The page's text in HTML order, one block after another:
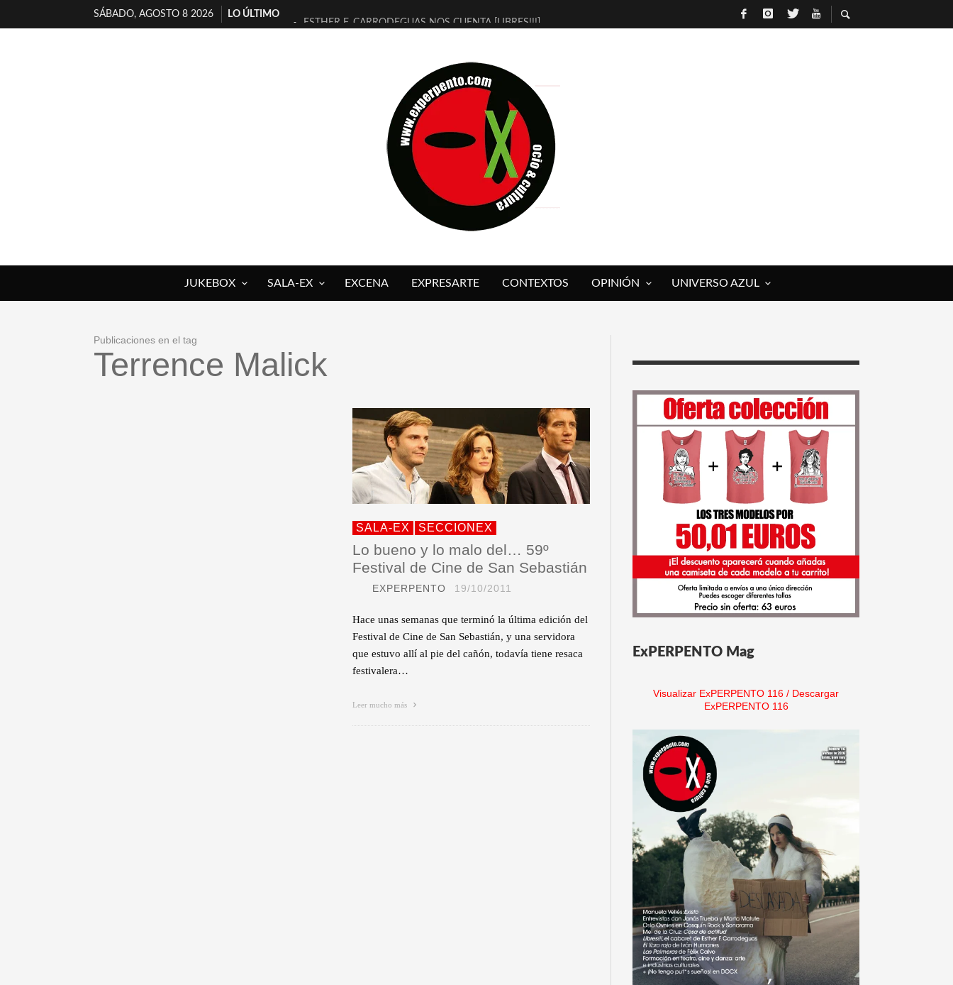
SÁBADO, AGOSTO 8 2026
LO ÚLTIMO
ESTHER F. CARRODEGUAS NOS CUENTA [LIBRES!!!]
[ELECTRA JONDA] DE JUAN GUERRERO ZAMORA
TIMBRE 4, LA ESCUELA DEL DIRECTOR TEATRAL CLAUDIO TOLCACHIR
30 AÑOS (NO ES NADA) DE LA KATARSIS DEL TOMATAZO
MILITARES JUDÍAS EN #EXVITA
D’BALDOMEROS REINVENTAN [BITÁCORA 3.0] EN EXVITA
MARSHALL FLASH PRESENTA EN EXVITA [RELATIVA SENCILLEZ]
JOFRE BARDAGÍ EN EXVITA INTERPRETANDO A SERRAT
JUKEBOX SALA-EX EXCENA EXPRESARTE CONTEXTOS OPINIÓN UNIVERSO AZUL
Publicaciones en el tag
Terrence Malick
SALA-EX SECCIONEX
Lo bueno y lo malo del… 59º
Festival de Cine de San Sebastián
EXPERPENTO 19/10/2011
Hace unas semanas que terminó la última edición del
Festival de Cine de San Sebastián, y una servidora
que estuvo allí al pie del cañón, todavía tiene resaca
festivalera…
Leer mucho más
ExPERPENTO Mag
Visualizar ExPERPENTO 116 / Descargar
ExPERPENTO 116